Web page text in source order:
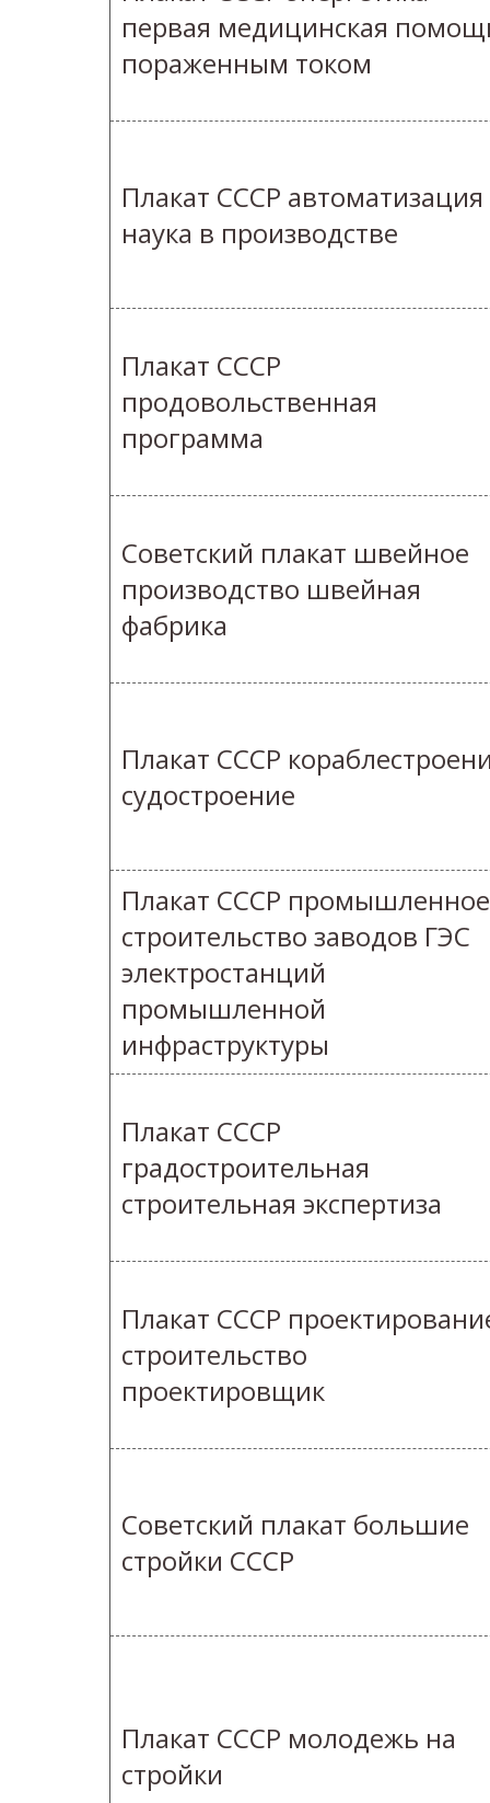
первая медицинская
пораженным током
Плакат СССР
наука в производстве
Плакат СССР
продовольственная
программа
Советский плакат швейное
производство швейная
фабрика
Плакат СССР
судостроение
Плакат СССР промышленное
строительство заводов ГЭС
электростанций
промышленной
инфраструктуры
Плакат СССР
градостроительная
строительная экспертиза
Плакат СССР
строительство
проектировщик
Советский плакат большие
стройки СССР
Плакат СССР молодежь на
стройки